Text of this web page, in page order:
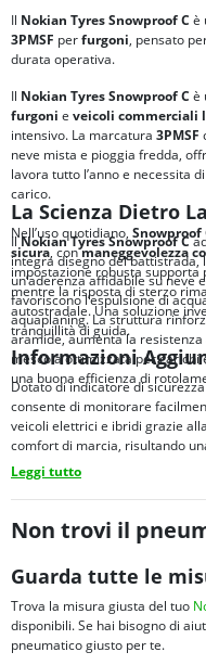
Il Nokian Tyres Snowproof C è
3PMSF perfurgoni, pensato
durata operativa.
Il Nokian Tyres Snowproof C è
furgoni e veicoli commerciali
intensivo. La marcatura 3PMSF
neve mista e pioggia fredda,
lavora tutto l’anno e necessita
carico.
Nell’uso quotidiano, Snowproof
sicura, conmaneggevolezza
impostazione robusta
mentre la risposta di sterzo
autostradale. Una soluzione
tranquillità di guida.
La Scienza Dietro
IlNokian Tyres Snowproof C
integra disegno del
un’aderenza affidabile su neve
favoriscono l’espulsione di
aquaplaning. La struttura
aramide, aumenta la
mescola ottimizzata per carichi
una buona efficienza di
Informazioni
Dotato di indicatore di
consente di monitorare
veicoli elettrici e ibridi grazie
comfort di marcia, risultando
Leggi tutto
Non trovi il
Guarda tutte le
Trova la misura giusta del tuo
disponibili. Se hai bisogno di
pneumatico giusto per te.